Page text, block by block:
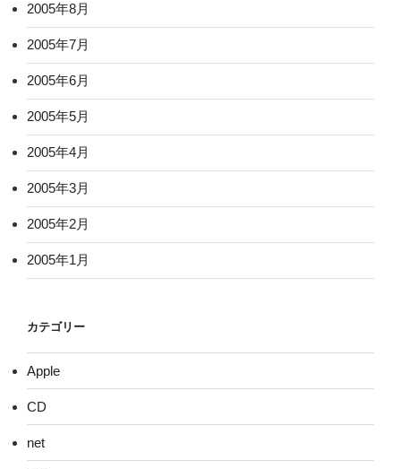
2005年8月
2005年7月
2005年6月
2005年5月
2005年4月
2005年3月
2005年2月
2005年1月
カテゴリー
Apple
CD
net